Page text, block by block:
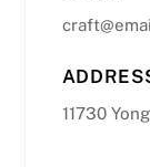
11730